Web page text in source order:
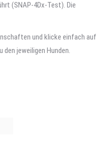
(SNAP-4Dx-Test). Die
und klicke einfach auf
jeweiligen Hunden.